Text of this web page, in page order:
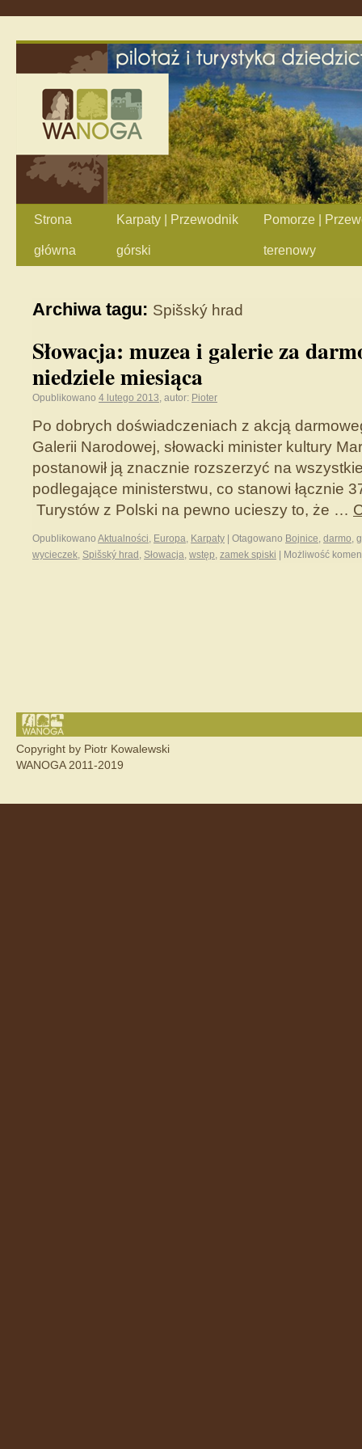
Strona
główna
Karpaty | Przewodnik
górski
Pomorze |
terenowy
Archiwa tagu: Spišský hrad
Słowacja: muzea i galerie za
niedziele miesiąca
Opublikowano 4 lutego 2013, autor: Pioter
Po dobrych doświadczeniach z akcją
Galerii Narodowej, słowacki minister kultury
postanowił ją znacznie rozszerzyć na
podlegające ministerstwu, co stanowi łącznie
Turystów z Polski na pewno ucieszy to, że …
Opublikowano Aktualności, Europa, Karpaty Otagowano Bojnice, darmo,
wycieczek, Spišský hrad , Słowacja, wstęp, zamek spiski Możliwość
Copyright by Piotr Kowalewski
WANOGA 2011-2019